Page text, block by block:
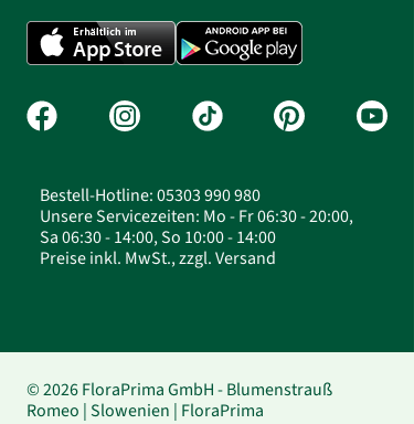
Bestell-Hotline: 05303 990 980
Unsere Servicezeiten: Mo - Fr 06:30 - 20:00,
Sa 06:30 - 14:00, So 10:00 - 14:00
Preise inkl. MwSt., zzgl. Versand
© 2026 FloraPrima GmbH - Blumenstrauß
Romeo | Slowenien | FloraPrima